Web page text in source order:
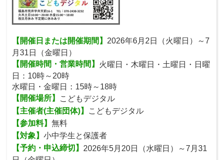
【開催日または開催期間】 2026年6月2日（火曜日）～7
月31日（金曜日）
【開催時間・営業時間】 火曜日・木曜日・土曜日・日曜
日：10時～20時
水曜日・金曜日：15時～18時
【開催場所】
こどもデジタル
【主催者(主催団体)】
こどもデジタル
【参加料】無料
【対象】小中学生と保護者
【予約・申込締切】 2026年5月20日（水曜日）～7月31